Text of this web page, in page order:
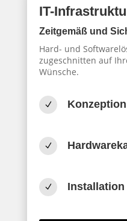
IT-
Zeitgemäß und
Hard- und
zugeschnitten auf
Wünsche.
N Konzeption
N
N Installation